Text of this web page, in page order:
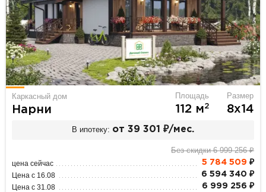
Каркасный дом
Нарни
Площадь
112 м2
Размер
8х14
В ипотеку: от 39 301 ₽/мес.
Без скидки 6 999 256 ₽
цена сейчас 5 784 509 ₽
Цена с 16.08 6 594 340 ₽
Цена с 31.08 6 999 256 ₽